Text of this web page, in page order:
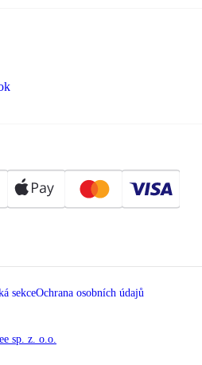
sekceOchrana osobních údajů
sp. z. o.o.